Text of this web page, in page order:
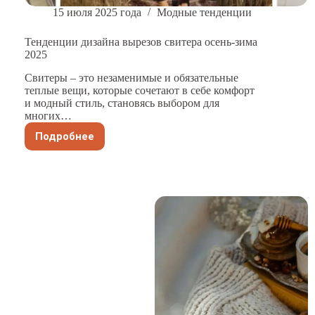
15 июля 2025 года Модные тенденции
Тенденции дизайна вырезов свитера осень-зима
2025
Свитеры – это незаменимые и обязательные
теплые вещи, которые сочетают в себе комфорт
и модный стиль, становясь выбором для
многих…
Подробнее
Тенденции
дизайна